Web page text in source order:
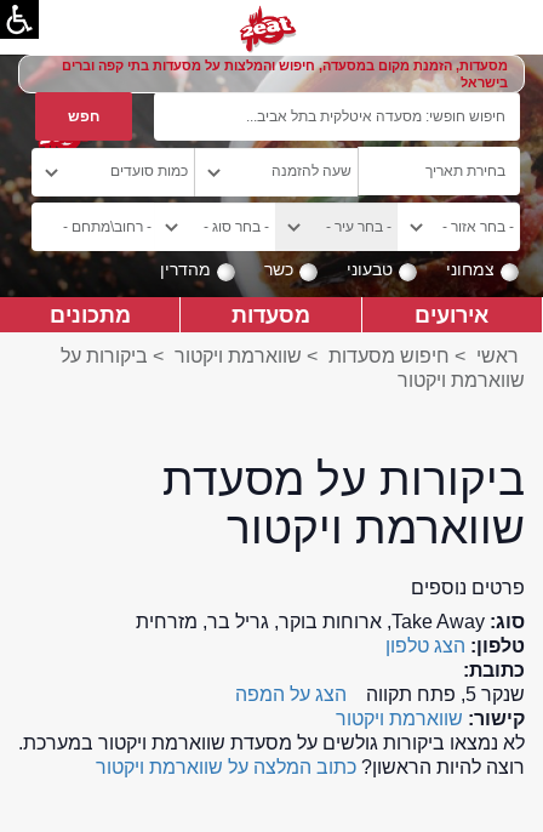
מסעדות, הזמנת מקום במסעדה, חיפוש והמלצות על מסעדות בתי קפה וברים
בישראל
צמחוני טבעוני כשר מהדרין
אירועים מסעדות מתכונים
ראשי > חיפוש מסעדות > שווארמת ויקטור > ביקורות על
שווארמת ויקטור
ביקורות על מסעדת
שווארמת ויקטור
פרטים נוספים
סוג: Take Away, ארוחות בוקר, גריל בר, מזרחית
טלפון: הצג טלפון
כתובת:
שנקר 5, פתח תקווה
הצג על המפה
קישור: שווארמת ויקטור
לא נמצאו ביקורות גולשים על מסעדת שווארמת ויקטור במערכת.
רוצה להיות הראשון? כתוב המלצה על שווארמת ויקטור